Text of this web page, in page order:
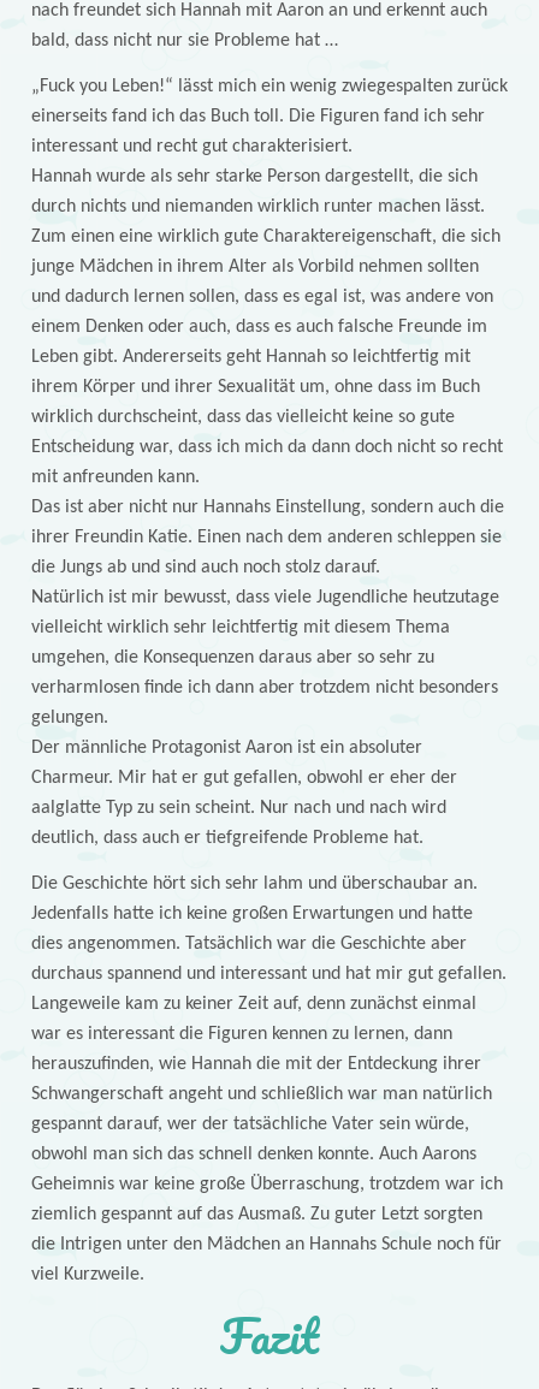
nach freundet sich Hannah mit Aaron an und erkennt auch
bald, dass nicht nur sie Probleme hat …
„Fuck you Leben!“ lässt mich ein wenig zwiegespalten zurück
einerseits fand ich das Buch toll. Die Figuren fand ich sehr
interessant und recht gut charakterisiert.
Hannah wurde als sehr starke Person dargestellt, die sich
durch nichts und niemanden wirklich runter machen lässt.
Zum einen eine wirklich gute Charaktereigenschaft, die sich
junge Mädchen in ihrem Alter als Vorbild nehmen sollten
und dadurch lernen sollen, dass es egal ist, was andere von
einem Denken oder auch, dass es auch falsche Freunde im
Leben gibt. Andererseits geht Hannah so leichtfertig mit
ihrem Körper und ihrer Sexualität um, ohne dass im Buch
wirklich durchscheint, dass das vielleicht keine so gute
Entscheidung war, dass ich mich da dann doch nicht so recht
mit anfreunden kann.
Das ist aber nicht nur Hannahs Einstellung, sondern auch die
ihrer Freundin Katie. Einen nach dem anderen schleppen sie
die Jungs ab und sind auch noch stolz darauf.
Natürlich ist mir bewusst, dass viele Jugendliche heutzutage
vielleicht wirklich sehr leichtfertig mit diesem Thema
umgehen, die Konsequenzen daraus aber so sehr zu
verharmlosen finde ich dann aber trotzdem nicht besonders
gelungen.
Der männliche Protagonist Aaron ist ein absoluter
Charmeur. Mir hat er gut gefallen, obwohl er eher der
aalglatte Typ zu sein scheint. Nur nach und nach wird
deutlich, dass auch er tiefgreifende Probleme hat.
Die Geschichte hört sich sehr lahm und überschaubar an.
Jedenfalls hatte ich keine großen Erwartungen und hatte
dies angenommen. Tatsächlich war die Geschichte aber
durchaus spannend und interessant und hat mir gut gefallen.
Langeweile kam zu keiner Zeit auf, denn zunächst einmal
war es interessant die Figuren kennen zu lernen, dann
herauszufinden, wie Hannah die mit der Entdeckung ihrer
Schwangerschaft angeht und schließlich war man natürlich
gespannt darauf, wer der tatsächliche Vater sein würde,
obwohl man sich das schnell denken konnte. Auch Aarons
Geheimnis war keine große Überraschung, trotzdem war ich
ziemlich gespannt auf das Ausmaß. Zu guter Letzt sorgten
die Intrigen unter den Mädchen an Hannahs Schule noch für
viel Kurzweile.
Fazit